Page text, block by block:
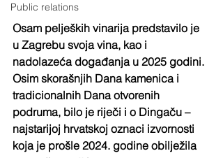
Public relations
Osam peljeških vinarija predstavilo je
u Zagrebu svoja vina, kao i
nadolazeća događanja u 2025 godini.
Osim skorašnjih Dana kamenica i
tradicionalnih Dana otvorenih
podruma, bilo je riječi i o Dingaču –
najstarijoj hrvatskoj oznaci izvornosti
koja je prošle 2024. godine obilježila